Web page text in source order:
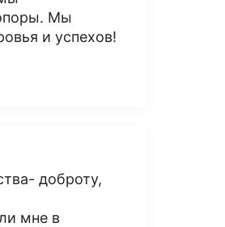
Мы
и успехов!
доброту,
мне в